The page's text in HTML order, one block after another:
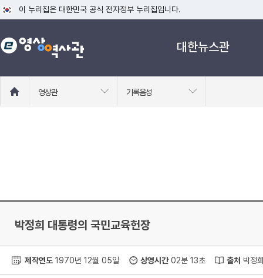
이 누리집은 대한민국 공식 전자정부 누리집입니다.
공식 누리집 주소 확인하기
go.kr 주소를 사용하는 누리집은 대한민국 정부기관이 관리하는 누리집입니
대한뉴스관
로
영상관 기록음성
박정희 대통령의 국민교육헌장
제작연도 1970년 12월 05일 상영시간02분 13초 출처 박정